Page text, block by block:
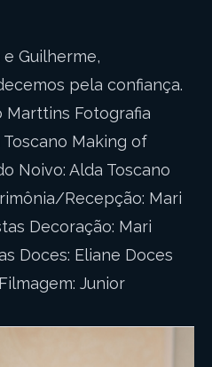
Guilherme,
pela confiança.
Marttins Fotografia
Making of
Noivo: Alda Toscano
Recepção: Mari
Decoração: Mari
Doces: Eliane Doces
Junior